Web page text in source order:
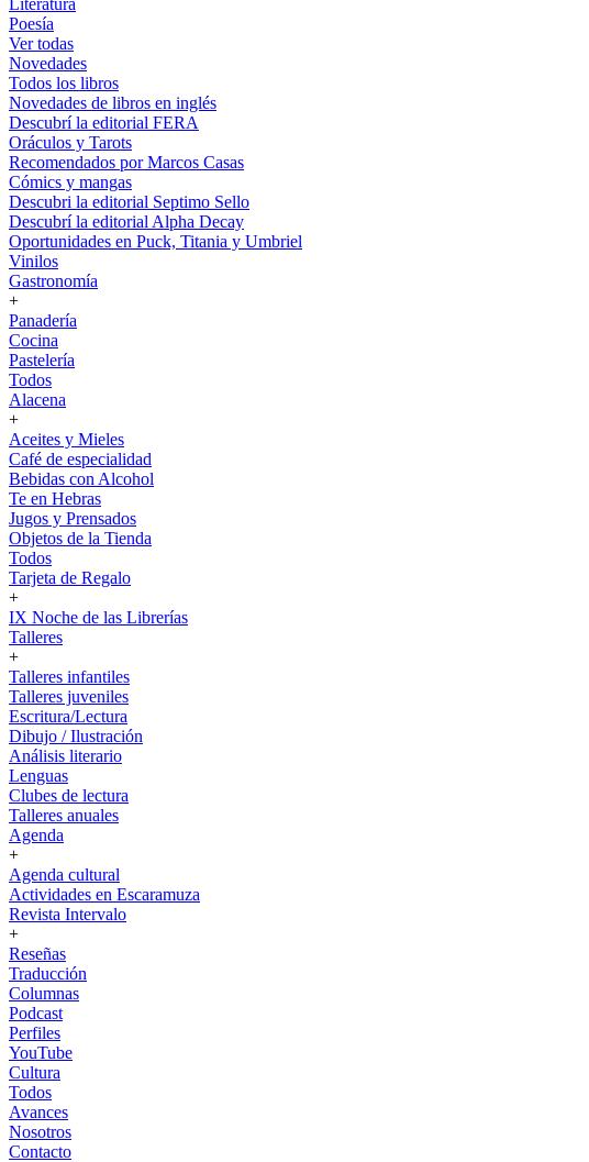
Literatura
Poesía
Ver todas
Novedades
Todos los libros
Novedades de libros en inglés
Descubrí la editorial FERA
Oráculos y Tarots
Recomendados por Marcos Casas
Cómics y mangas
Descubri la editorial Septimo Sello
Descubrí la editorial Alpha Decay
Oportunidades en Puck, Titania y Umbriel
Vinilos
Gastronomía
+
Panadería
Cocina
Pastelería
Todos
Alacena
+
Aceites y Mieles
Café de especialidad
Bebidas con Alcohol
Te en Hebras
Jugos y Prensados
Objetos de la Tienda
Todos
Tarjeta de Regalo
+
IX Noche de las Librerías
Talleres
+
Talleres infantiles
Talleres juveniles
Escritura/Lectura
Dibujo / Ilustración
Análisis literario
Lenguas
Clubes de lectura
Talleres anuales
Agenda
+
Agenda cultural
Actividades en Escaramuza
Revista Intervalo
+
Reseñas
Traducción
Columnas
Podcast
Perfiles
YouTube
Cultura
Todos
Avances
Nosotros
Contacto